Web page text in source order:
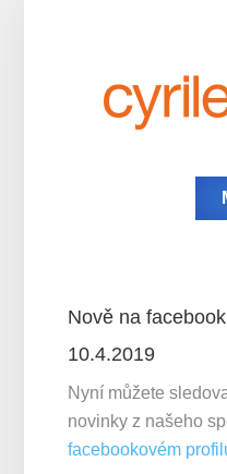
Nově na
10.4.2019
Nyní můžete
novinky z našeho
facebookovém